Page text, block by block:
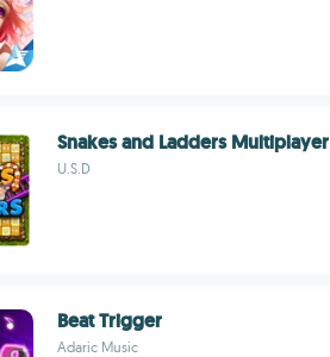
Snakes and Ladders Multiplayer
U.S.D
Beat Trigger
Adaric Music